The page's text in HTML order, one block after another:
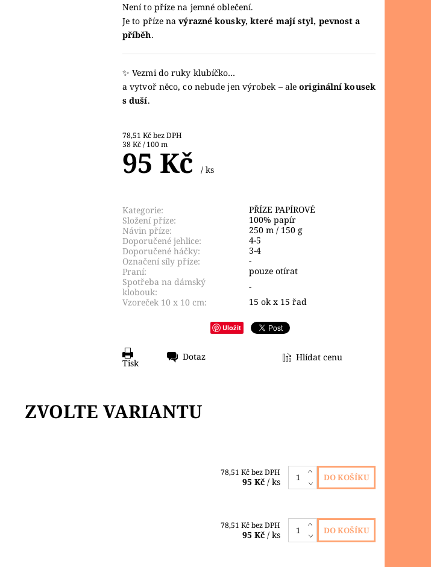
Není to příze na jemné oblečení.
Je to příze navýrazné kousky, které mají styl, pevnost a
příběh.
✨ Vezmi do ruky klubíčko…
a vytvoř něco, co nebude jen výrobek – aleoriginální kousek
s duší.
78,51 Kč bez DPH
38 Kč / 100 m
95 Kč / ks
Kategorie:
PŘÍZE PAPÍROVÉ
Složení příze:
100% papír
Návin příze:
250 m / 150 g
Doporučené jehlice:
4-5
Doporučené háčky:
3-4
Označení síly příze:
-
Praní:
pouze otírat
Spotřeba na dámský
klobouk:
-
Vzoreček 10 x 10 cm:
15 ok x 15 řad
Uložit
Tisk
Dotaz Hlídat cenu
ZVOLTE VARIANTU
78,51 Kč bez DPH
95 Kč / ks
78,51 Kč bez DPH
95 Kč / ks